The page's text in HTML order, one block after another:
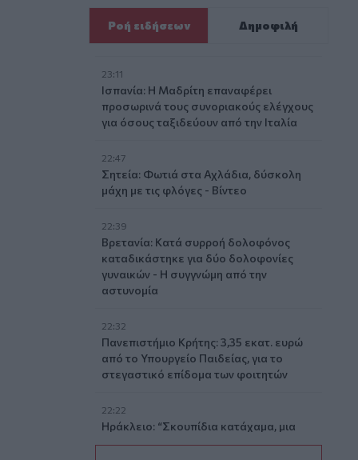
Ροή ειδήσεων Δημοφιλή
23:11
Ισπανία: Η Μαδρίτη επαναφέρει
προσωρινά τους συνοριακούς ελέγχους
για όσους ταξιδεύουν από την Ιταλία
22:47
Σητεία: Φωτιά στα Αχλάδια, δύσκολη
μάχη με τις φλόγες - Βίντεο
22:39
Βρετανία: Κατά συρροή δολοφόνος
καταδικάστηκε για δύο δολοφονίες
γυναικών - Η συγγνώμη από την
αστυνομία
22:32
Πανεπιστήμιο Κρήτης: 3,35 εκατ. ευρώ
από το Υπουργείο Παιδείας, για το
στεγαστικό επίδομα των φοιτητών
22:22
Ηράκλειο: “Σκουπίδια κατάχαμα, μια
ψησταριά στο πουθενά κι ένα αμάξι